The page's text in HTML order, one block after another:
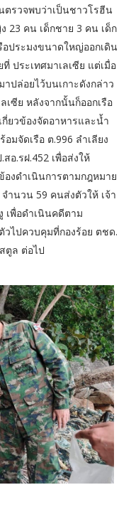
ตรวจพบว่าเป็นชาวโรฮีน
23 คน เด็กชาย 3 คน เด็ก
ประมงขนาดใหญ่ออกเดิน
ประเทศมาเลเซีย แต่เมื่อ
ปล่อยไว้บนเกาะดังกล่าว
เซีย หลังจากนั้นก็ออกเรือ
ยวข้องจัดอาหารและน้ำ
มจัดเรือ ต.996 ลำเลียง
อ.รฝ.452 เพื่อส่งให้
งดำเนินการตามกฎหมาย
ำนวน 59 คนส่งตัวให้ เจ้า
เพื่อดำเนินคดีตาม
ไปควบคุมที่กองร้อย ตชด.
ตูล ต่อไป